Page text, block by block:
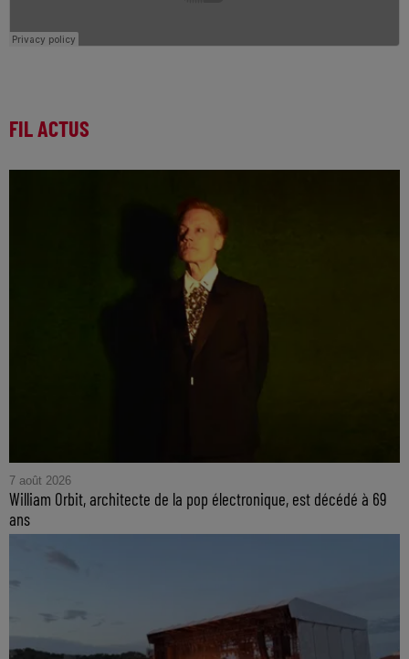
FIL ACTUS
7 août 2026
William Orbit, architecte de la pop électronique, est décédé à 69
ans